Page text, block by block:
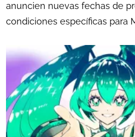
anuncien nuevas fechas de
condiciones específicas para